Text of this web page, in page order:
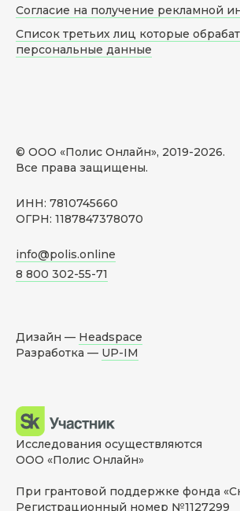
© ООО «Полис Онлайн», 2019-2026.
Все права защищены.
ИНН: 7810745660
ОГРН: 1187847378070
info@polis.online
8 800 302-55-71
Согласие на получение рекламной
Список третьих лиц которые
персональные данные
Дизайн — Headspace
Разработка — UP-IM
Исследования осуществляются
ООО «Полис Онлайн»
При грантовой поддержке фонда
Регистрационный номер №1127299